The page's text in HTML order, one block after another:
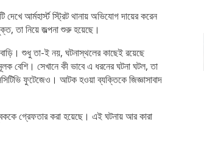
আর্মহার্স্ট স্ট্রিট থানায় অভিযোগ দায়ের করেন
তা নিয়ে জল্পনা শুরু হয়েছে।
বাড়ি। শুধু তা-ই নয়, ঘটনাস্থলের কাছেই রয়েছে
বেশি। সেখানে কী ভাবে এ ধরনের ঘটনা ঘটল, তা
ফুটেজেও। আটক হওয়া ব্যক্তিকে জিজ্ঞাসাবাদ
গ্রেফতার করা হয়েছে। এই ঘটনায় আর কারা